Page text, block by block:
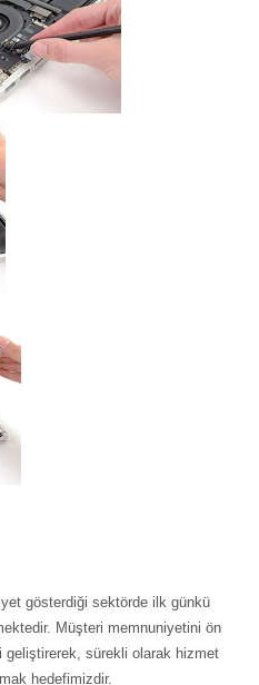
gösterdiği sektörde ilk günkü
Müşteri memnuniyetini ön
geliştirerek, sürekli olarak hizmet
hedefimizdir.